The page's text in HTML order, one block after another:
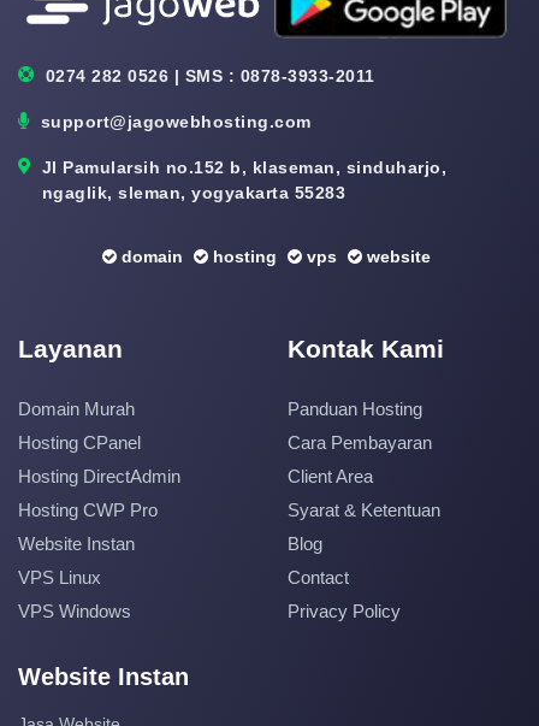
0274 282 0526 | SMS : 0878-3933-2011
support@jagowebhosting.com
Jl Pamularsih no.152 b, klaseman, sinduharjo,
ngaglik, sleman, yogyakarta 55283
domain hosting vps website
Layanan
Domain Murah
Hosting CPanel
Hosting DirectAdmin
Hosting CWP Pro
Website Instan
VPS Linux
VPS Windows
Kontak Kami
Panduan Hosting
Cara Pembayaran
Client Area
Syarat & Ketentuan
Blog
Contact
Privacy Policy
Website Instan